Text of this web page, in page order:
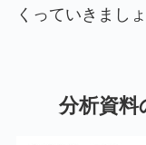
くっていきましょ
分析資料